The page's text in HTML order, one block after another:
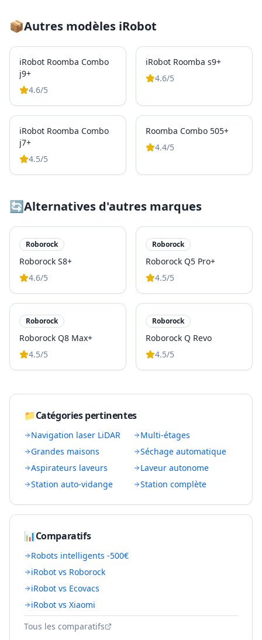
📦Autres modèles iRobot
iRobot Roomba Combo
j9+
4.6/5
iRobot Roomba s9+
4.6/5
iRobot Roomba Combo
j7+
4.5/5
Roomba Combo 505+
4.4/5
🔄Alternatives d'autres marques
Roborock
Roborock S8+
4.6/5
Roborock
Roborock Q5 Pro+
4.5/5
Roborock
Roborock Q8 Max+
4.5/5
Roborock
Roborock Q Revo
4.5/5
📁Catégories pertinentes
Navigation laser LiDAR
Multi-étages
Grandes maisons
Séchage automatique
Aspirateurs laveurs
Laveur autonome
Station auto-vidange
Station complète
📊Comparatifs
Robots intelligents -500€
iRobot vs Roborock
iRobot vs Ecovacs
iRobot vs Xiaomi
Tous les comparatifs